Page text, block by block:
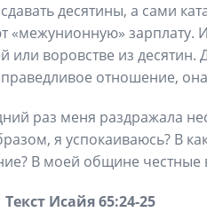
десятины, а сами
«межунионную» зарплату.
или воровстве из десятин.
отношение,
раз меня раздражала
я успокаиваюсь? В
В моей общине честные
Текст Исайя 65:24-25